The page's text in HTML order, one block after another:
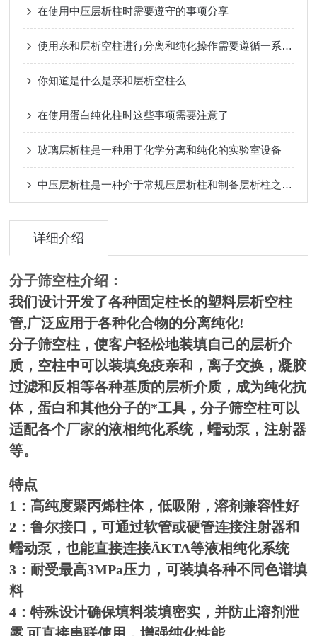
在使用中压层析柱时需要遵守的事项分享
使用亲和层析空柱进行分离和纯化操作需要遵循一系列步骤
你知道是什么是亲和层析空柱么
在使用蛋白纯化柱时这些事项需要注意了
玻璃层析柱是一种用于化学分离和纯化的实验室设备
中压层析柱是一种介于常规压层析柱和制备层析柱之间的色谱仪器
详细介绍
分子筛空柱介绍：
我们设计开发了各种固定柱长的塑料层析空柱
管,广泛应用于各种化合物的分离纯化!
分子筛空柱，使客户轻松地装填自己的层析介
质，空柱中可以装填免疫亲和，离子交换，凝胶
过滤和反相等各种基质的层析介质，成为纯化抗
体，蛋白和其他分子的*工具，分子筛空柱可以
适配各个厂家的液相纯化系统，蠕动泵，注射器
等。
特点
1：高纯度聚丙烯柱体，低吸附，溶剂兼容性好
2：鲁尔接口，可通过软管或硬管连接注射器和
蠕动泵，也能直接连接ÄKTA等液相纯化系统
3：耐受最高3MPa压力，可装填各种不同色谱填
料
4：特殊设计确保填料装填密实，并防止溶剂泄